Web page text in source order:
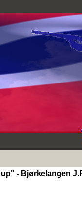
- Bjørkelangen